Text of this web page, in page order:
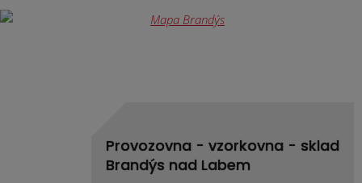
Provozovna - vzorkovna - sklad
Brandýs nad Labem